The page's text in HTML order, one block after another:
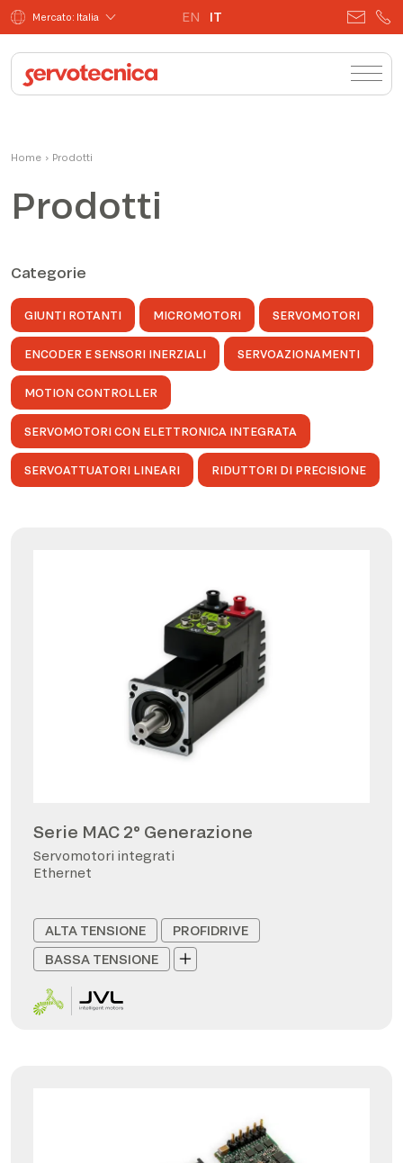
Mercato: Italia EN IT
Home › Prodotti
Prodotti
Categorie
GIUNTI ROTANTI MICROMOTORI SERVOMOTORI
ENCODER E SENSORI INERZIALI SERVOAZIONAMENTI
MOTION CONTROLLER
SERVOMOTORI CON ELETTRONICA INTEGRATA
SERVOATTUATORI LINEARI RIDUTTORI DI PRECISIONE
Serie MAC 2° Generazione
Servomotori integrati
Ethernet
ALTA TENSIONE
PROFIDRIVE
BASSA TENSIONE